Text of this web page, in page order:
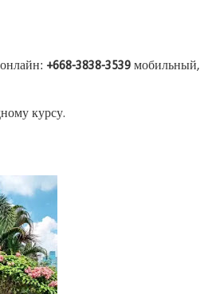
+668-3838-3539 мобильный,
курсу.